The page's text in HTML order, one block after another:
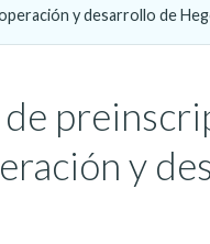
y desarrollo de
y